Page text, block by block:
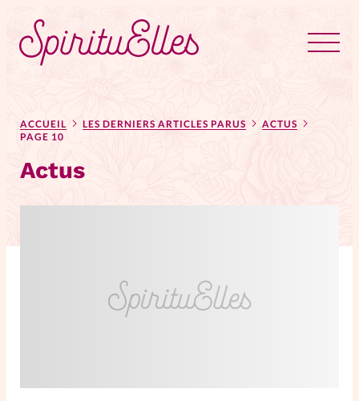
Tous les articles
Actus
Actus au féminin
Chroniques
Dossiers
ACCUEIL LES DERNIERS ARTICLES PARUS
ACTUS
PAGE 10
Actus